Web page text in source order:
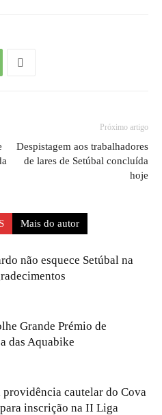
Próximo artigo
Despistagem aos trabalhadores
de lares de Setúbal concluída
hoje
Mais do autor
não esquece Setúbal na
Grande Prémio de
das Aquabike
cautelar do Cova
inscrição na II Liga